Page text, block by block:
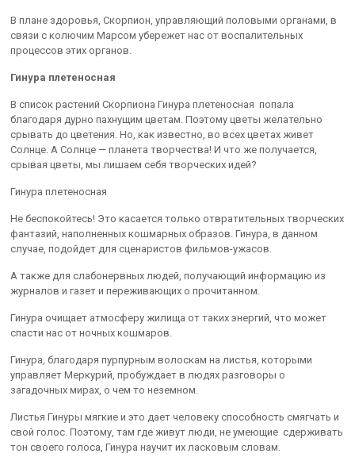
В плане здоровья, Скорпион, управляющий половыми органами, в
связи с колючим Марсом убережет нас от воспалительных
процессов этих органов.
Гинура плетеносная
В список растений Скорпиона Гинура плетеносная попала
благодаря дурно пахнущим цветам. Поэтому цветы желательно
срывать до цветения. Но, как известно, во всех цветах живет
Солнце. А Солнце — планета творчества! И что же получается,
срывая цветы, мы лишаем себя творческих идей?
Гинура плетеносная
Не беспокойтесь! Это касается только отвратительных творческих
фантазий, наполненных кошмарных образов. Гинура, в данном
случае, подойдет для сценаристов фильмов-ужасов.
А также для слабонервных людей, получающий информацию из
журналов и газет и переживающих о прочитанном.
Гинура очищает атмосферу жилища от таких энергий, что может
спасти нас от ночных кошмаров.
Гинура, благодаря пурпурным волоскам на листья, которыми
управляет Меркурий, пробуждает в людях разговоры о
загадочных мирах, о чем то неземном.
Листья Гинуры мягкие и это дает человеку способность смягчать и
свой голос. Поэтому, там где живут люди, не умеющие сдерживать
тон своего голоса, Гинура научит их ласковым словам.